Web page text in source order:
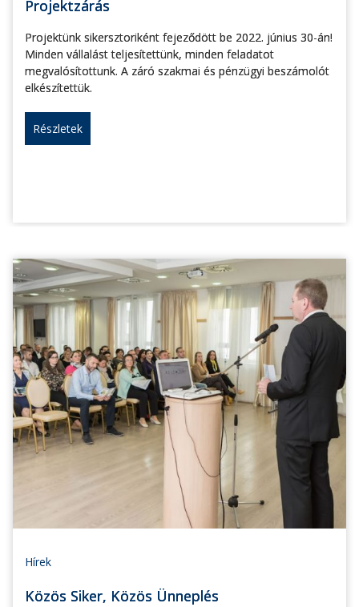
Projektzárás
Projektünk sikersztoriként fejeződött be 2022. június 30-án!
Minden vállalást teljesítettünk, minden feladatot
megvalósítottunk. A záró szakmai és pénzügyi beszámolót
elkészítettük.
Részletek
Hírek
Közös Siker, Közös Ünneplés